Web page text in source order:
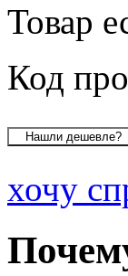
Товар
Код
хочу